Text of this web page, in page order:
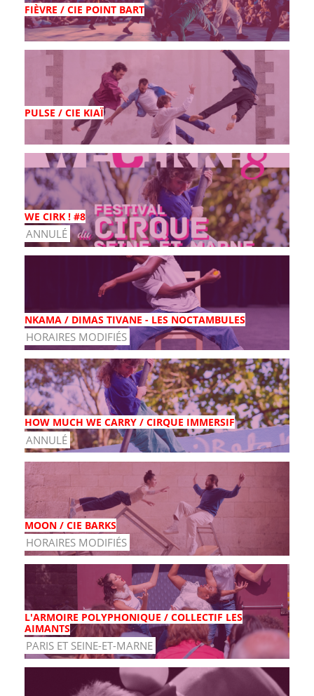
FIÈVRE / CIE POINT BART
PULSE / CIE KIAÏ
WE CIRK ! #8
ANNULÉ
NKAMA / DIMAS TIVANE - LES NOCTAMBULES
HORAIRES MODIFIÉS
HOW MUCH WE CARRY / CIRQUE IMMERSIF
ANNULÉ
MOON / CIE BARKS
HORAIRES MODIFIÉS
L'ARMOIRE POLYPHONIQUE / COLLECTIF LES
AIMANTS
PARIS ET SEINE-ET-MARNE